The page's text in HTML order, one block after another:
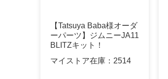
【Tatsuya Baba様オーダ
ーパーツ】ジムニーJA11
BLITZキット！
マイストア在庫： 2514